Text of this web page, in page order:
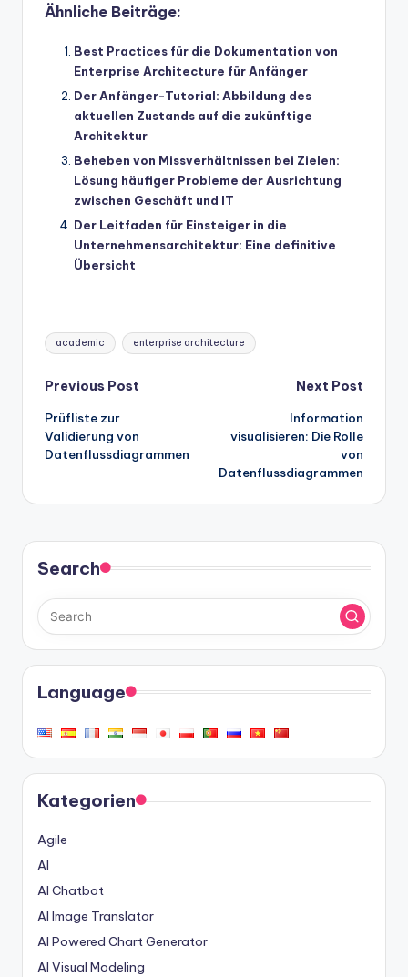
Ähnliche Beiträge:
Best Practices für die Dokumentation von
Enterprise Architecture für Anfänger
Der Anfänger-Tutorial: Abbildung des
aktuellen Zustands auf die zukünftige
Architektur
Beheben von Missverhältnissen bei Zielen:
Lösung häufiger Probleme der Ausrichtung
zwischen Geschäft und IT
Der Leitfaden für Einsteiger in die
Unternehmensarchitektur: Eine definitive
Übersicht
Tags:
academic enterprise architecture
Post
navigation
Previous Post
Prüfliste zur
Validierung von
Datenflussdiagrammen
Next Post
Information
visualisieren: Die Rolle
von
Datenflussdiagrammen
Search
Language
Kategorien
Agile
AI
AI Chatbot
AI Image Translator
AI Powered Chart Generator
AI Visual Modeling